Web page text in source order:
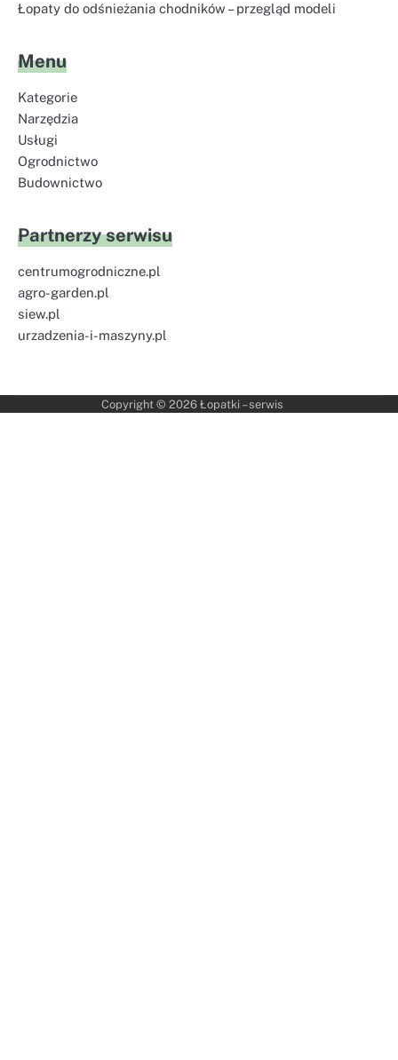
Łopaty do odśnieżania chodników – przegląd modeli
Menu
Kategorie
Narzędzia
Usługi
Ogrodnictwo
Budownictwo
Partnerzy serwisu
centrumogrodniczne.pl
agro-garden.pl
siew.pl
urzadzenia-i-maszyny.pl
Copyright © 2026 Łopatki – serwis